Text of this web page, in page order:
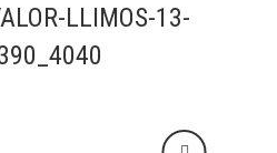
LLIMOS-13-